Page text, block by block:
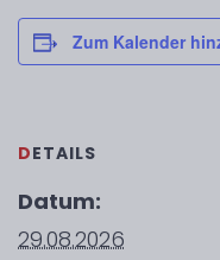
Zum Kalender
DETAILS
Datum:
29.08.2026